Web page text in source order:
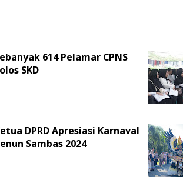
614 Pelamar CPNS
SKD
DPRD Apresiasi Karnaval
Sambas 2024